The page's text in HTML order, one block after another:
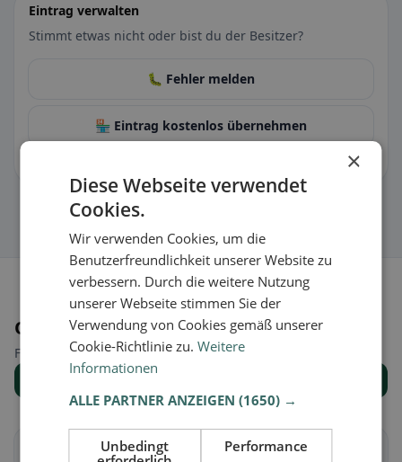
Eintrag verwalten
Stimmt etwas nicht oder bist du der Besitzer?
🐛 Fehler melden
🏪 Eintrag kostenlos übernehmen
Orte in der Nähe
Finde den passenden Ort für deine Restaurantsuche.
Eggerberg
×
Diese Webseite verwendet
Cookies.
Wir verwenden Cookies, um die
Benutzerfreundlichkeit unserer Website zu
verbessern. Durch die weitere Nutzung
unserer Webseite stimmen Sie der
Verwendung von Cookies gemäß unserer
Cookie-Richtlinie zu.Weitere
Informationen
ALLE PARTNER ANZEIGEN(1650) →
Unbedingt
Performance